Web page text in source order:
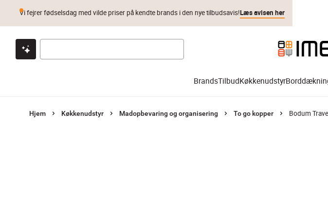
Klik & hent Byt i 1 år Prismatch
Vi fejrer fødselsdag med vilde priser på kendte brands i den nye tilbudsavis!Læs avisen her
BrandsTilbudKøkkenudstyr
Hjem Køkkenudstyr Madopbevaring og organisering To go kopper Bodum